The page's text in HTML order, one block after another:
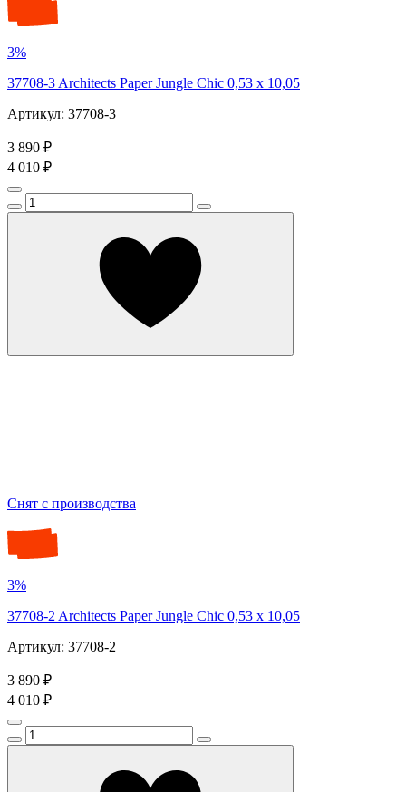
3%
37708-3 Architects Paper Jungle Chic 0,53 х 10,05
Артикул: 37708-3
3 890 ₽
4 010 ₽
Снят с производства
3%
37708-2 Architects Paper Jungle Chic 0,53 х 10,05
Артикул: 37708-2
3 890 ₽
4 010 ₽